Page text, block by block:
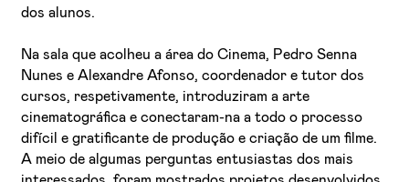
dos alunos.
Na sala que acolheu a área do Cinema, Pedro Senna
Nunes e Alexandre Afonso, coordenador e tutor dos
cursos, respetivamente, introduziram a arte
cinematográfica e conectaram-na a todo o processo
difícil e gratificante de produção e criação de um filme.
A meio de algumas perguntas entusiastas dos mais